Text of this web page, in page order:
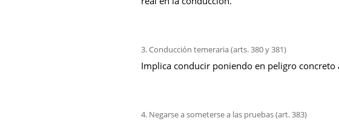
Conducción temeraria (arts. 380 y 381)
Implica conducir poniendo en peligro concreto
Negarse a someterse a las pruebas (art. 383)